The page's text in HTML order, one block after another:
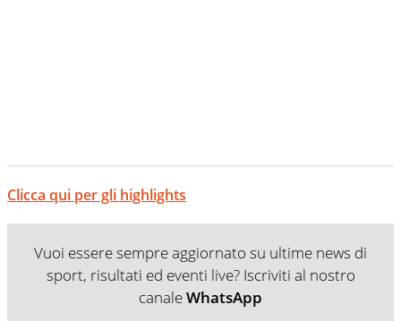
Clicca qui per gli highlights
Vuoi essere sempre aggiornato su ultime news di
sport, risultati ed eventi live? Iscriviti al nostro
canaleWhatsApp